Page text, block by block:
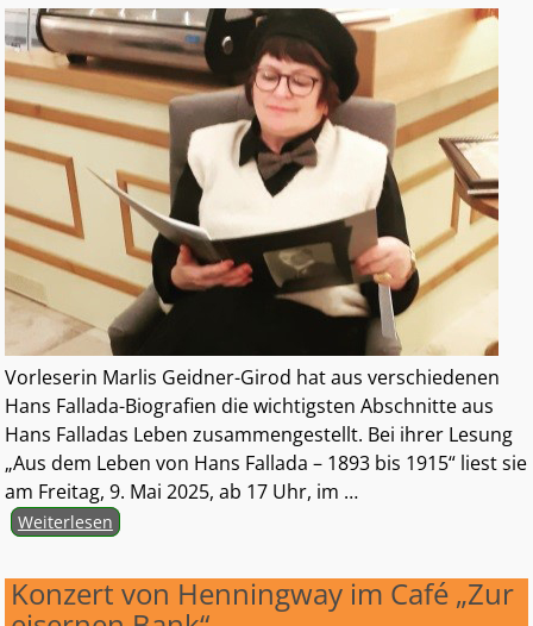
Vorleserin Marlis Geidner-Girod hat aus verschiedenen
Hans Fallada-Biografien die wichtigsten Abschnitte aus
Hans Falladas Leben zusammengestellt. Bei ihrer Lesung
„Aus dem Leben von Hans Fallada – 1893 bis 1915“ liest sie
am Freitag, 9. Mai 2025, ab 17 Uhr, im …
Weiterlesen
Konzert von Henningway im Café „Zur